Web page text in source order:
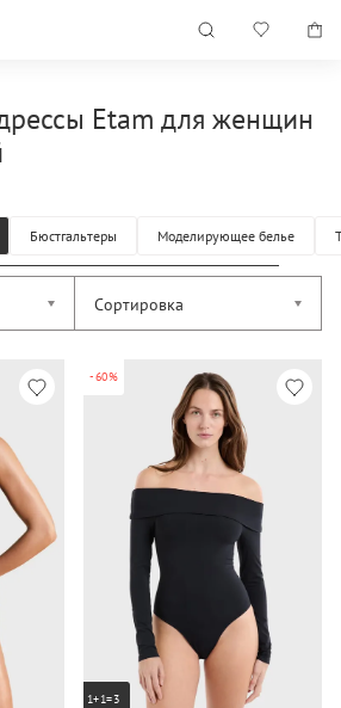
Etam для женщин
Бюстгальтеры Моделирующее белье
Сортировка
-60%
1+1=3